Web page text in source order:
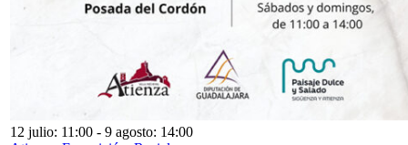
12 julio: 11:00 - 9 agosto: 14:00